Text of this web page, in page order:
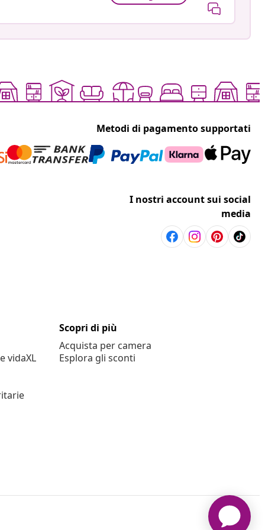
Metodi di pagamento supportati
I nostri account sui social
media
vidaXL
Scopri di più
Acquista per camera
Esplora gli sconti